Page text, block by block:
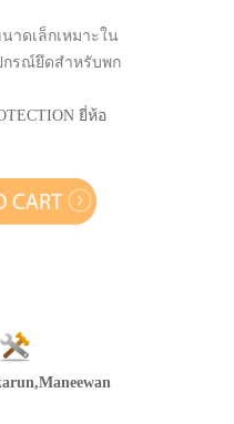
าดเล็กเหมาะใน
รณ์ยึดสำหรับพก
ยี่ห้อ